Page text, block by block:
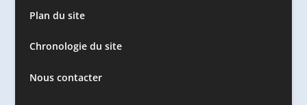
Plan du site
Chronologie du site
Nous contacter